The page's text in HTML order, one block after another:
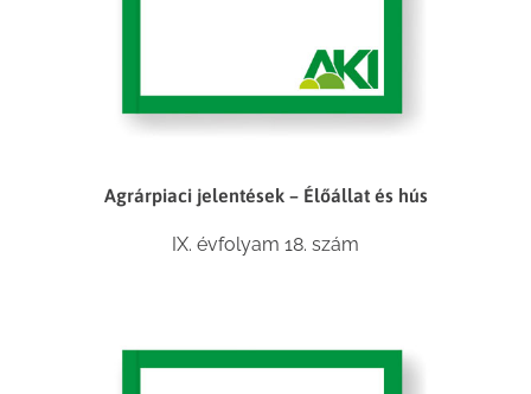
Agrárpiaci jelentések – Élőállat és hús
IX. évfolyam 18. szám